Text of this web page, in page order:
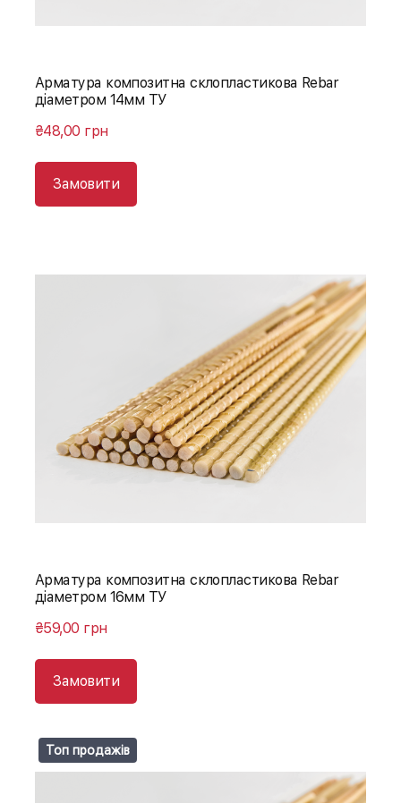
Арматура композитна склопластикова Rebar
діаметром 14мм ТУ
₴48,00 грн
Замовити
Арматура композитна склопластикова Rebar
діаметром 16мм ТУ
₴59,00 грн
Замовити
Топ продажів